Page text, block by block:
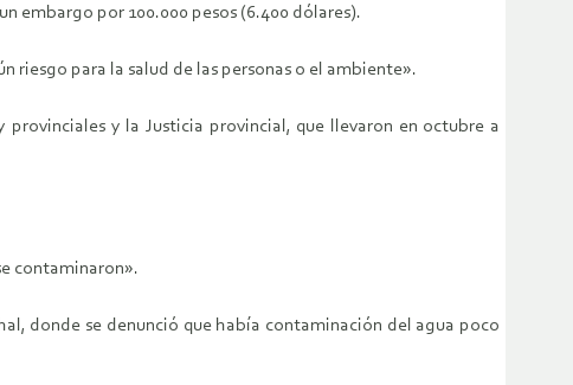
embargo por 100.000 pesos (6.400 dólares).
riesgo para la salud de las personas o el ambiente».
y la Justicia provincial, que llevaron en octubre a
contaminaron».
donde se denunció que había contaminación del agua poco